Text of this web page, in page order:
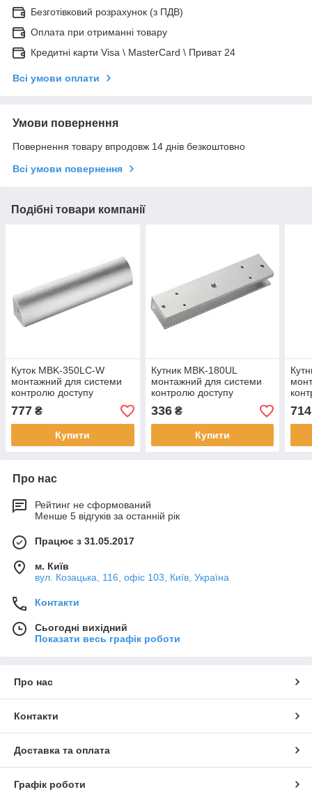
Безготівковий розрахунок (з ПДВ)
Оплата при отриманні товару
Кредитні карти Visa \ MasterCard \ Приват 24
Всі умови оплати
Умови повернення
Повернення товару впродовж 14 днів безкоштовно
Всі умови повернення
Подібні товари компанії
Куток MBK-350LC-W
монтажний для системи
контролю доступу
777 ₴
Купити
Кутник MBK-180UL
монтажний для системи
контролю доступу
336₴
Купити
714
Про нас
Рейтинг не сформований
Менше 5 відгуків за останній рік
Працює з 31.05.2017
м. Київ
вул. Козацька, 116, офіс 103, Київ, Україна
Контакти
Сьогодні вихідний
Показати весь графік роботи
Про нас
Контакти
Доставка та оплата
Графік роботи